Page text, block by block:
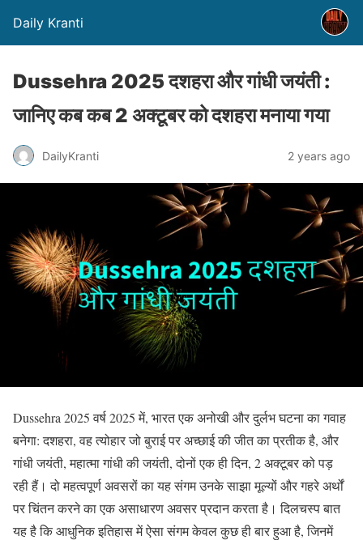
Daily Kranti
Dussehra 2025 दशहरा और गांधी जयंती :
जानिए कब कब 2 अक्टूबर को दशहरा मनाया गया
DailyKranti 2 years ago
Dussehra 2025 वर्ष 2025 में, भारत एक अनोखी और दुर्लभ घटना का गवाह
बनेगा: दशहरा, वह त्योहार जो बुराई पर अच्छाई की जीत का प्रतीक है, और
गांधी जयंती, महात्मा गांधी की जयंती, दोनों एक ही दिन, 2 अक्टूबर को पड़
रही हैं। दो महत्वपूर्ण अवसरों का यह संगम उनके साझा मूल्यों और गहरे अर्थों
पर चिंतन करने का एक असाधारण अवसर प्रदान करता है। दिलचस्प बात
यह है कि आधुनिक इतिहास में ऐसा संगम केवल कुछ ही बार हुआ है, जिनमें